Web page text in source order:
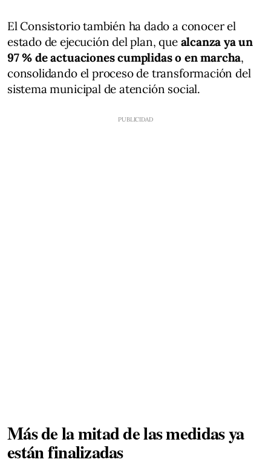
El Consistorio también ha dado a conocer el
estado de ejecución del plan, que alcanza ya un
97 % de actuaciones cumplidas o en marcha,
consolidando el proceso de transformación del
sistema municipal de atención social.
Más de la mitad de las medidas ya
están finalizadas